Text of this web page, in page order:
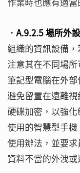
‧A.9.2.5 場所外
組織的資訊設備
注意其在不同場
筆記型電腦在外
避免留置在遠離
硬碟加密，以強
使用的智慧型手
使用辦法，並要
資料不當的外洩或